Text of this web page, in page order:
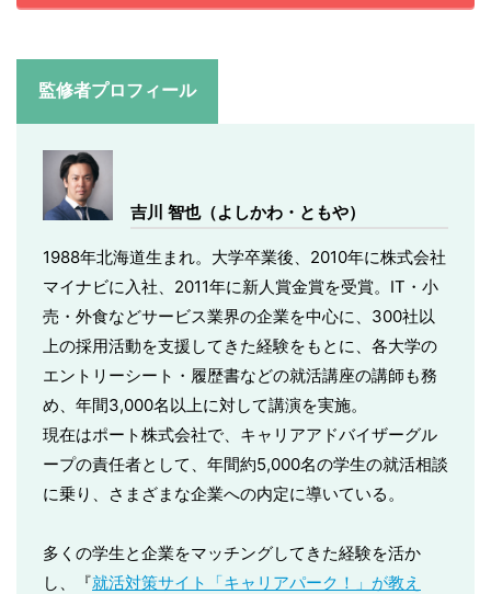
監修者プロフィール
吉川 智也（よしかわ・ともや）
1988年北海道生まれ。大学卒業後、2010年に株式会社
マイナビに入社、2011年に新人賞金賞を受賞。IT・小
売・外食などサービス業界の企業を中心に、300社以
上の採用活動を支援してきた経験をもとに、各大学の
エントリーシート・履歴書などの就活講座の講師も務
め、年間3,000名以上に対して講演を実施。
現在はポート株式会社で、キャリアアドバイザーグル
ープの責任者として、年間約5,000名の学生の就活相談
に乗り、さまざまな企業への内定に導いている。
多くの学生と企業をマッチングしてきた経験を活か
し、『就活対策サイト「キャリアパーク！」が教え